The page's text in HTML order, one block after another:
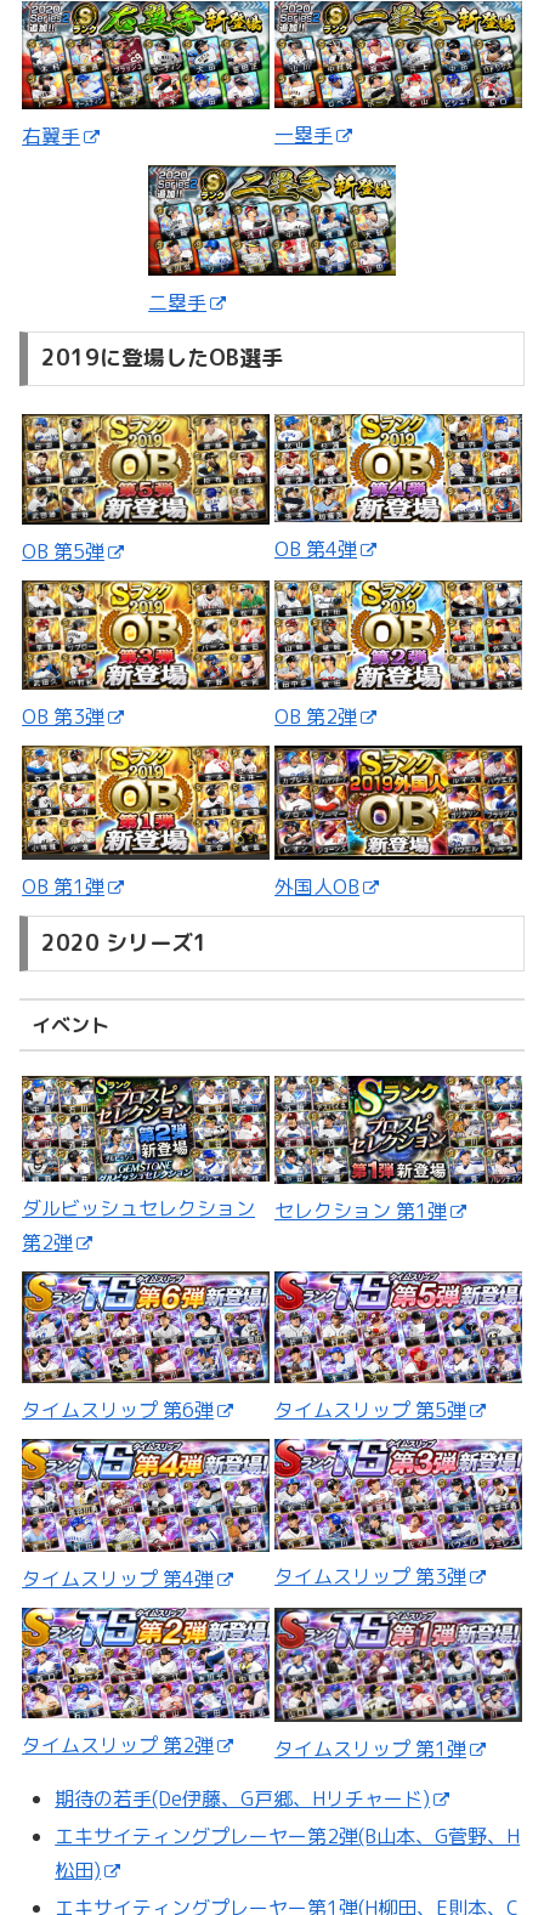
右翼手 一塁手
二塁手
2019に登場したOB選手
OB 第5弾 OB 第4弾
OB 第3弾 OB 第2弾
OB 第1弾 外国人OB
2020 シリーズ1
イベント
ダルビッシュセレクション
第2弾
セレクション 第1弾
タイムスリップ 第6弾 タイムスリップ 第5弾
タイムスリップ 第4弾 タイムスリップ 第3弾
タイムスリップ 第2弾
タイムスリップ 第1弾
期待の若手(De伊藤、G戸郷、Hリチャード)
エキサイティングプレーヤー第2弾(B山本、G菅野、H
松田)
エキサイティングプレーヤー第1弾(H柳田、E則本、C